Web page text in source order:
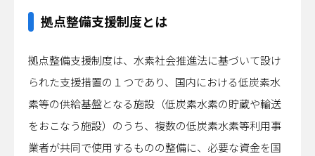
拠点整備支援制度とは
拠点整備支援制度は、水素社会推進法に基づいて設け
られた支援措置の１つであり、国内における低炭素水
素等の供給基盤となる施設（低炭素水素の貯蔵や輸送
をおこなう施設）のうち、複数の低炭素水素等利用事
業者が共同で使用するものの整備に、必要な資金を国